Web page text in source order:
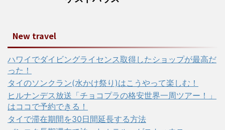
New travel
ハワイでダイビングライセンス取得したショップが最高だ
った！
タイのソンクラン(水かけ祭り)はこうやって楽しむ！
ヒルナンデス放送「チョコプラの格安世界一周ツアー！」
はココで予約できる！
タイで滞在期間を30日間延長する方法